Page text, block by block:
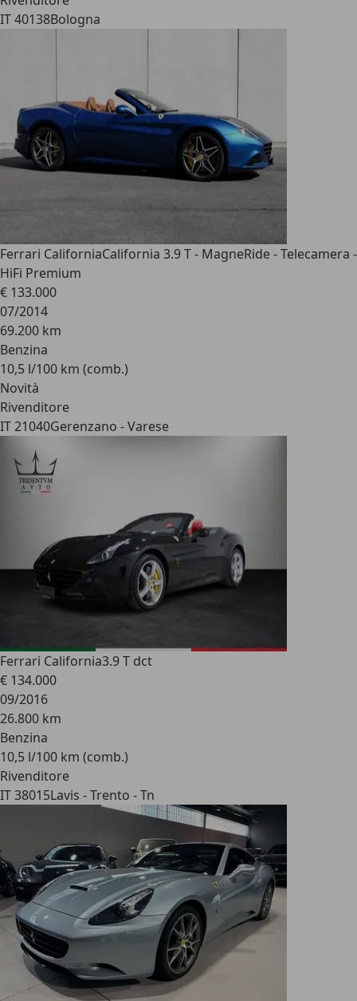
IT 40138Bologna
Ferrari CaliforniaCalifornia 3.9 T - MagneRide - Telecamera -
HiFi Premium
€ 133.000
07/2014
69.200 km
Benzina
10,5 l/100 km (comb.)
Novità
Rivenditore
IT 21040Gerenzano - Varese
Ferrari California3.9 T dct
€ 134.000
09/2016
26.800 km
Benzina
10,5 l/100 km (comb.)
Rivenditore
IT 38015Lavis - Trento - Tn